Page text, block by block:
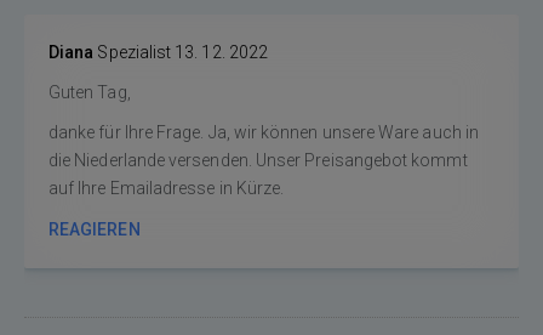
Diana Spezialist 13. 12. 2022
Guten Tag,
danke für Ihre Frage. Ja, wir können unsere Ware auch in
die Niederlande versenden. Unser Preisangebot kommt
auf Ihre Emailadresse in Kürze.
REAGIEREN